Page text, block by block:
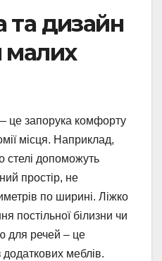
та дизайн
малих
це запорука комфорту
місця. Наприклад,
стелі допоможуть
простір, не
по ширині. Ліжко
постільної білизни чи
для речей – це
додаткових меблів.